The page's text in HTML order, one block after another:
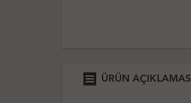
receipt ÜRÜN AÇIKLAMASI